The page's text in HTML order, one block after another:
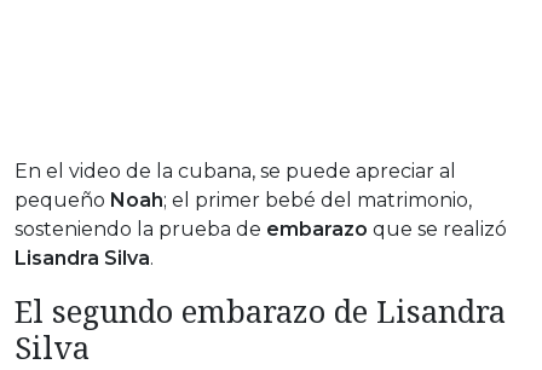
En el video de la cubana, se puede apreciar al
pequeño Noah; el primer bebé del matrimonio,
sosteniendo la prueba de embarazo que se realizó
Lisandra Silva.
El segundo embarazo de Lisandra
Silva